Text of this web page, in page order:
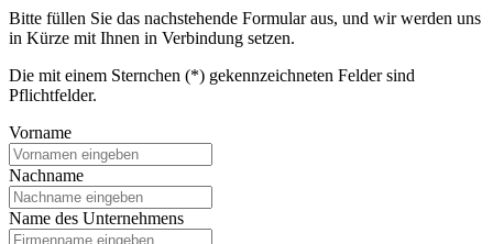
Bitte füllen Sie das nachstehende Formular aus, und wir werden uns
in Kürze mit Ihnen in Verbindung setzen.
Die mit einem Sternchen (*) gekennzeichneten Felder sind
Pflichtfelder.
Vorname
Nachname
Name des Unternehmens